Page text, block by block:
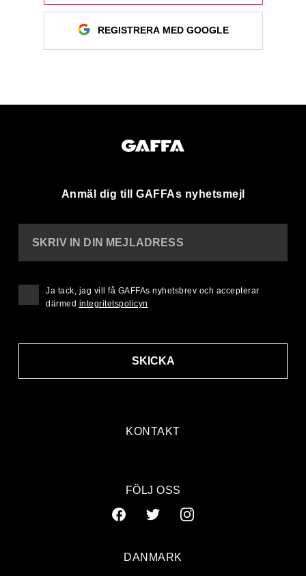
REGISTRERA MED GOOGLE
Anmäl dig till GAFFAs nyhetsmejl
KONTAKT
SKRIV IN DIN MEJLADRESS
SKICKA
Ja tack, jag vill få GAFFAs nyhetsbrev och accepterar
därmed integritetspolicyn
FÖLJ OSS
DANMARK